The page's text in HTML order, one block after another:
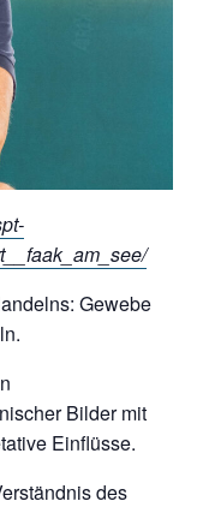
Gewebe
Bilder mit
Einflüsse.
des